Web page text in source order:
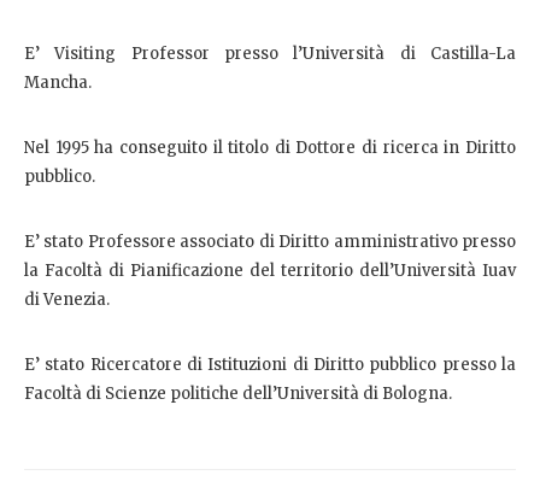
E’ Visiting Professor presso l’Università di Castilla-La
Mancha.
Nel 1995 ha conseguito il titolo di Dottore di ricerca in Diritto
pubblico.
E’ stato Professore associato di Diritto amministrativo presso
la Facoltà di Pianificazione del territorio dell’Università Iuav
di Venezia.
E’ stato Ricercatore di Istituzioni di Diritto pubblico presso la
Facoltà di Scienze politiche dell’Università di Bologna.